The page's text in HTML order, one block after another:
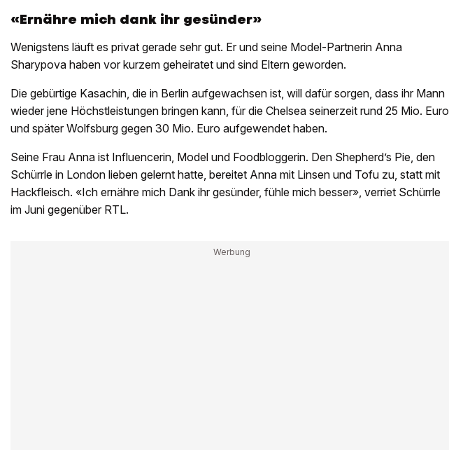
«Ernähre mich dank ihr gesünder»
Wenigstens läuft es privat gerade sehr gut. Er und seine Model-Partnerin Anna
Sharypova haben vor kurzem geheiratet und sind Eltern geworden.
Die gebürtige Kasachin, die in Berlin aufgewachsen ist, will dafür sorgen, dass ihr Mann
wieder jene Höchstleistungen bringen kann, für die Chelsea seinerzeit rund 25 Mio. Euro
und später Wolfsburg gegen 30 Mio. Euro aufgewendet haben.
Seine Frau Anna ist Influencerin, Model und Foodbloggerin. Den Shepherd’s Pie, den
Schürrle in London lieben gelernt hatte, bereitet Anna mit Linsen und Tofu zu, statt mit
Hackfleisch. «Ich ernähre mich Dank ihr gesünder, fühle mich besser», verriet Schürrle
im Juni gegenüber RTL.